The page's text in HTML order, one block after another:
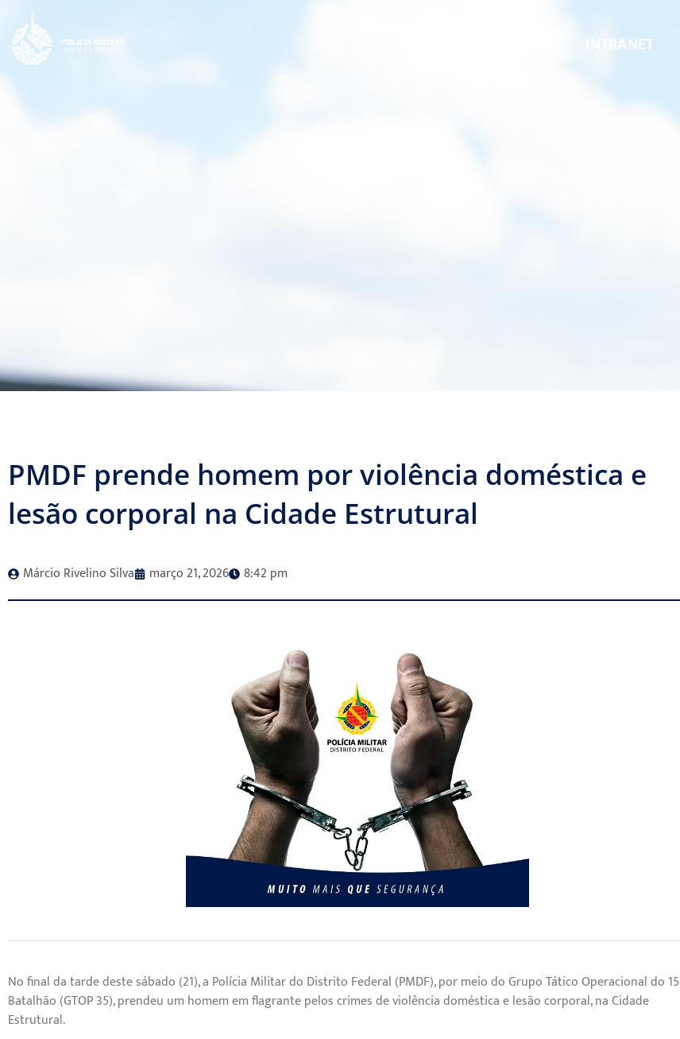
INTRANET
PMDF prende homem por violência doméstica e
lesão corporal na Cidade Estrutural
Márcio Rivelino Silva março 21, 2026 8:42 pm
No final da tarde deste sábado (21), a Polícia Militar do Distrito Federal (PMDF), por meio do Grupo Tático Operacional do 15º
Batalhão (GTOP 35), prendeu um homem em flagrante pelos crimes de violência doméstica e lesão corporal, na Cidade
Estrutural.